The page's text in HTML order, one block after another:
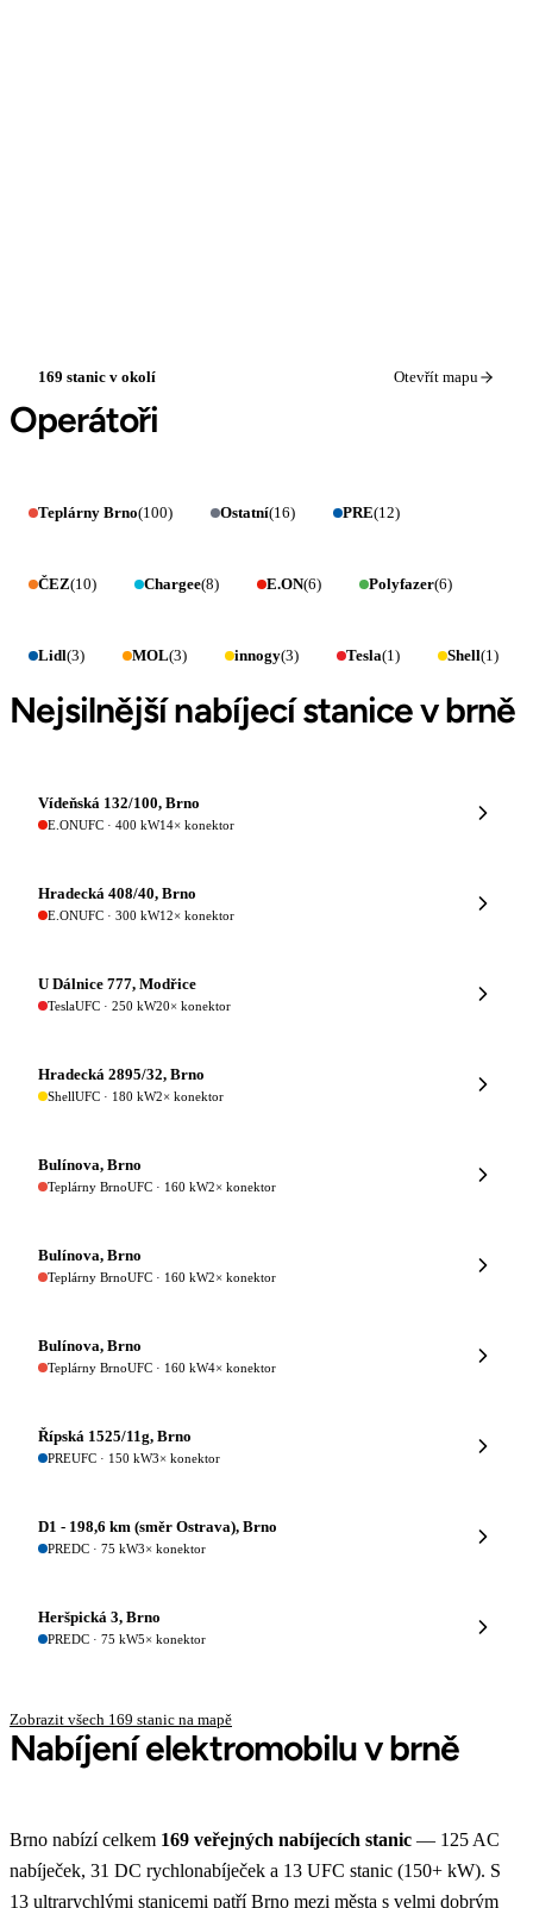
169 stanic v okolí Otevřít mapu
Operátoři
Teplárny Brno(100) Ostatní(16) PRE(12)
ČEZ(10) Chargee(8) E.ON(6) Polyfazer(6)
Lidl(3) MOL(3) innogy(3) Tesla(1) Shell(1)
Nejsilnější nabíjecí stanice v brně
Vídeňská 132/100, Brno
E.ONUFC · 400 kW14× konektor
Hradecká 408/40, Brno
E.ONUFC · 300 kW12× konektor
U Dálnice 777, Modřice
TeslaUFC · 250 kW20× konektor
Hradecká 2895/32, Brno
ShellUFC · 180 kW2× konektor
Bulínova, Brno
Teplárny BrnoUFC · 160 kW2× konektor
Bulínova, Brno
Teplárny BrnoUFC · 160 kW2× konektor
Bulínova, Brno
Teplárny BrnoUFC · 160 kW4× konektor
Řípská 1525/11g, Brno
PREUFC · 150 kW3× konektor
D1 - 198,6 km (směr Ostrava), Brno
PREDC · 75 kW3× konektor
Heršpická 3, Brno
PREDC · 75 kW5× konektor
Zobrazit všech 169 stanic na mapě
Nabíjení elektromobilu v brně
Brno nabízí celkem 169 veřejných nabíjecích stanic — 125 AC
nabíječek, 31 DC rychlonabíječek a 13 UFC stanic (150+ kW). S
13 ultrarychlými stanicemi patří Brno mezi města s velmi dobrým